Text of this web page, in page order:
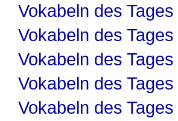
Vokabeln des
Vokabeln des
Vokabeln des
Vokabeln des
Vokabeln des